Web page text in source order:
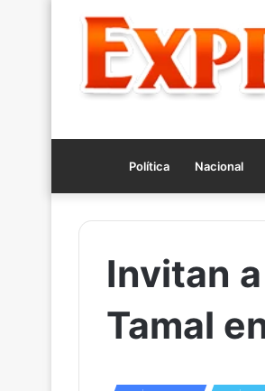
Política Nacional
Invitan
Tamal